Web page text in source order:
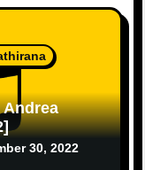
30, 2022